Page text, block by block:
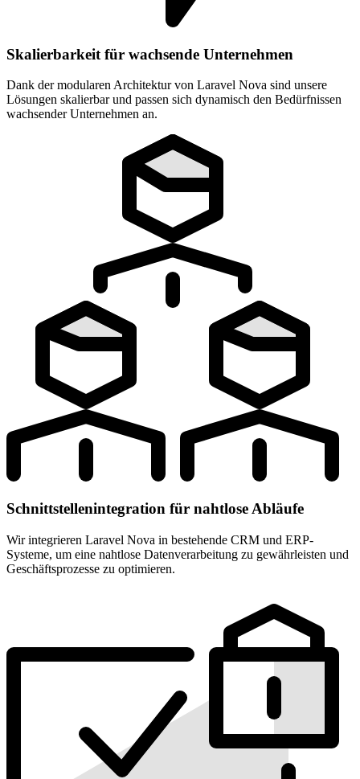
Skalierbarkeit für wachsende Unternehmen
Dank der modularen Architektur von Laravel Nova sind unsere
Lösungen skalierbar und passen sich dynamisch den Bedürfnissen
wachsender Unternehmen an.
Schnittstellenintegration für nahtlose Abläufe
Wir integrieren Laravel Nova in bestehende CRM und ERP-
Systeme, um eine nahtlose Datenverarbeitung zu gewährleisten und
Geschäftsprozesse zu optimieren.